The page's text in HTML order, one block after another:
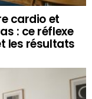
cardio et
: ce réflexe
les résultats